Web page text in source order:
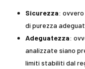
Sicurezza:
di purezza
Adeguatezza:
analizzate siano
limiti stabiliti dal